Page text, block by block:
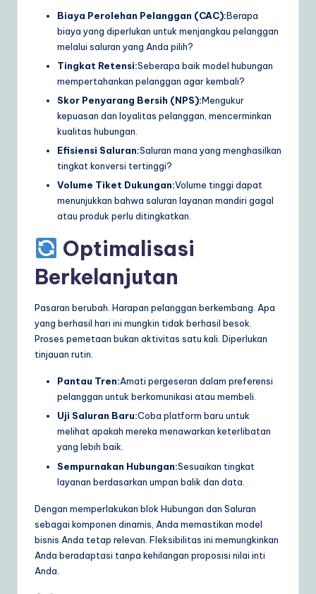
Biaya Perolehan Pelanggan (CAC):Berapa
biaya yang diperlukan untuk menjangkau pelanggan
melalui saluran yang Anda pilih?
Tingkat Retensi:Seberapa baik model hubungan
mempertahankan pelanggan agar kembali?
Skor Penyarang Bersih (NPS):Mengukur
kepuasan dan loyalitas pelanggan, mencerminkan
kualitas hubungan.
Efisiensi Saluran:Saluran mana yang menghasilkan
tingkat konversi tertinggi?
Volume Tiket Dukungan:Volume tinggi dapat
menunjukkan bahwa saluran layanan mandiri gagal
atau produk perlu ditingkatkan.
Optimalisasi
Berkelanjutan
Pasaran berubah. Harapan pelanggan berkembang. Apa
yang berhasil hari ini mungkin tidak berhasil besok.
Proses pemetaan bukan aktivitas satu kali. Diperlukan
tinjauan rutin.
Pantau Tren:Amati pergeseran dalam preferensi
pelanggan untuk berkomunikasi atau membeli.
Uji Saluran Baru:Coba platform baru untuk
melihat apakah mereka menawarkan keterlibatan
yang lebih baik.
Sempurnakan Hubungan:Sesuaikan tingkat
layanan berdasarkan umpan balik dan data.
Dengan memperlakukan blok Hubungan dan Saluran
sebagai komponen dinamis, Anda memastikan model
bisnis Anda tetap relevan. Fleksibilitas ini memungkinkan
Anda beradaptasi tanpa kehilangan proposisi nilai inti
Anda.